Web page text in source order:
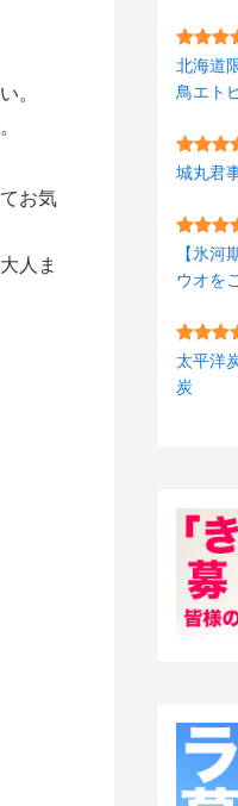
。
お気
人ま
北海道
鳥エト
城丸君
【氷河
ウオを
太平洋
炭